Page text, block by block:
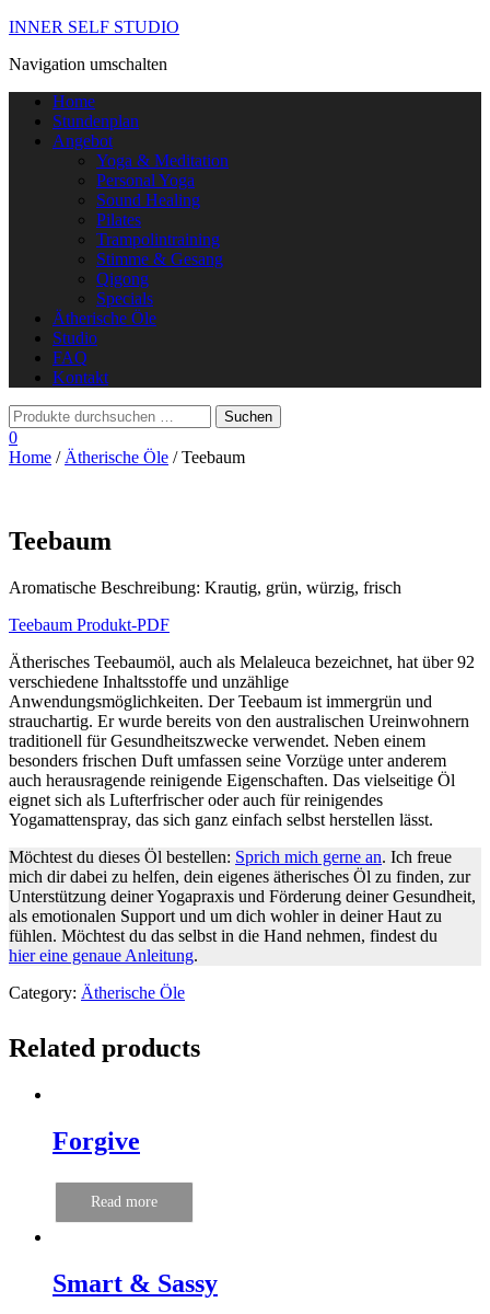
INNER SELF STUDIO
Navigation umschalten
Home
Stundenplan
Angebot
Yoga & Meditation
Personal Yoga
Sound Healing
Pilates
Trampolintraining
Stimme & Gesang
Qigong
Specials
Ätherische Öle
Studio
FAQ
Kontakt
0
Home / Ätherische Öle / Teebaum
Teebaum
Aromatische Beschreibung: Krautig, grün, würzig, frisch
Teebaum Produkt-PDF
Ätherisches Teebaumöl, auch als Melaleuca bezeichnet, hat über 92
verschiedene Inhaltsstoffe und unzählige
Anwendungsmöglichkeiten. Der Teebaum ist immergrün und
strauchartig. Er wurde bereits von den australischen Ureinwohnern
traditionell für Gesundheitszwecke verwendet. Neben einem
besonders frischen Duft umfassen seine Vorzüge unter anderem
auch herausragende reinigende Eigenschaften. Das vielseitige Öl
eignet sich als Lufterfrischer oder auch für reinigendes
Yogamattenspray, das sich ganz einfach selbst herstellen lässt.
Möchtest du dieses Öl bestellen: Sprich mich gerne an. Ich freue
mich dir dabei zu helfen, dein eigenes ätherisches Öl zu finden, zur
Unterstützung deiner Yogapraxis und Förderung deiner Gesundheit,
als emotionalen Support und um dich wohler in deiner Haut zu
fühlen. Möchtest du das selbst in die Hand nehmen, findest du
hier eine genaue Anleitung.
Category: Ätherische Öle
Related products
Forgive
Read more
Smart & Sassy